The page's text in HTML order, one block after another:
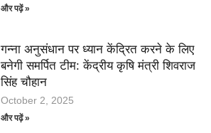
और पढ़ें »
गन्ना अनुसंधान पर ध्यान केंद्रित करने के लिए
बनेगी समर्पित टीम: केंद्रीय कृषि मंत्री शिवराज
सिंह चौहान
October 2, 2025
और पढ़ें »